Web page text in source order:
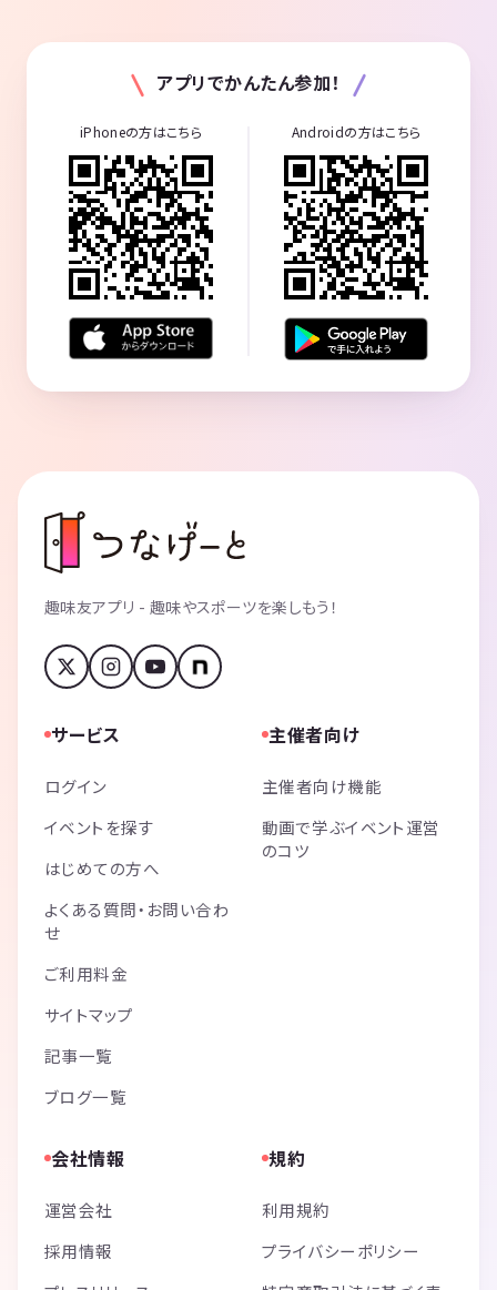
アプリでかんたん参加！
iPhoneの方はこちら Androidの方はこちら
趣味友アプリ - 趣味やスポーツを楽しもう！
サービス
ログイン
イベントを探す
はじめての方へ
よくある質問・お問い合わ
せ
ご利用料金
サイトマップ
記事一覧
ブログ一覧
主催者向け
主催者向け機能
動画で学ぶイベント運営
のコツ
会社情報
運営会社
採用情報
規約
利用規約
プライバシーポリシー